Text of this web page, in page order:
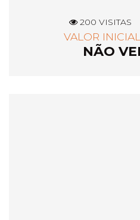
200 VISITAS
VALOR INICIAL
NÃO